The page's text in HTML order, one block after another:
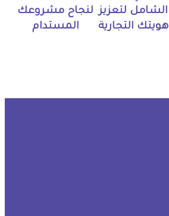
الشامل لتعزيز
هويتك التجارية
لنجاح مشروعك
المستدام